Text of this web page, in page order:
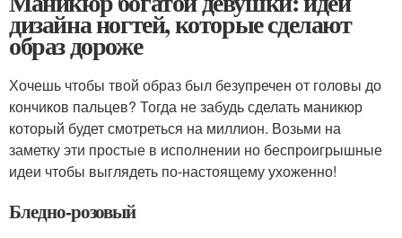
дизайна ногтей, которые сделают
образ дороже
Хочешь чтобы твой образ был безупречен от головы до
кончиков пальцев? Тогда не забудь сделать маникюр
который будет смотреться на миллион. Возьми на
заметку эти простые в исполнении но беспроигрышные
идеи чтобы выглядеть по‑настоящему ухоженно!
Бледно-розовый